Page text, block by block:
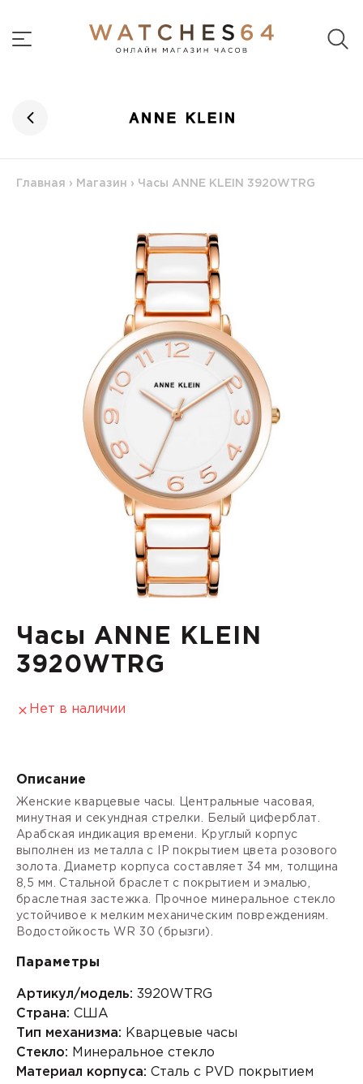
Главная › Магазин › Часы ANNE KLEIN 3920WTRG
Часы ANNE KLEIN
3920WTRG
Нет в наличии
Описание
Женские кварцевые часы. Центральные часовая,
минутная и секундная стрелки. Белый циферблат.
Арабская индикация времени. Круглый корпус
выполнен из металла с IP покрытием цвета розового
золота. Диаметр корпуса составляет 34 мм, толщина
8,5 мм. Стальной браслет с покрытием и эмалью,
браслетная застежка. Прочное минеральное стекло
устойчивое к мелким механическим повреждениям.
Водостойкость WR 30 (брызги).
Параметры
Артикул/модель: 3920WTRG
Страна: США
Тип механизма: Кварцевые часы
Стекло: Минеральное стекло
Материал корпуса: Сталь с PVD покрытием